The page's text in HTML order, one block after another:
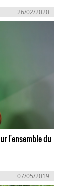
26/02/2020
l'ensemble du
07/05/2019